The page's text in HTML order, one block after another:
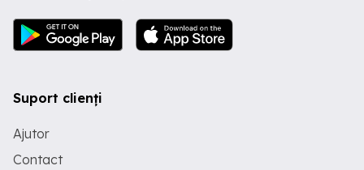
Suport clienți
Ajutor
Contact